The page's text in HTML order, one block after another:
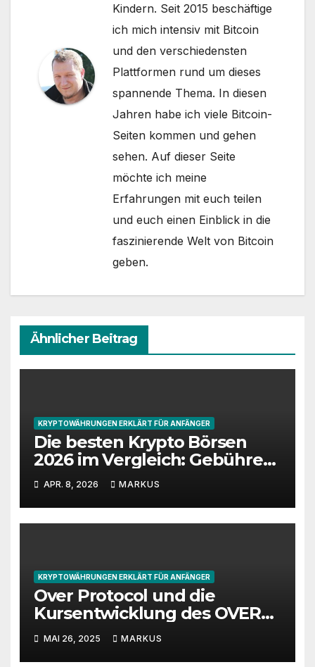
Kindern. Seit 2015 beschäftige
ich mich intensiv mit Bitcoin
und den verschiedensten
Plattformen rund um dieses
spannende Thema. In diesen
Jahren habe ich viele Bitcoin-
Seiten kommen und gehen
sehen. Auf dieser Seite
möchte ich meine
Erfahrungen mit euch teilen
und euch einen Einblick in die
faszinierende Welt von Bitcoin
geben.
Ähnlicher Beitrag
KRYPTOWÄHRUNGEN ERKLÄRT FÜR ANFÄNGER
Die besten Krypto Börsen
2026 im Vergleich: Gebühren,
Sicherheit und Features
APR. 8, 2026 MARKUS
KRYPTOWÄHRUNGEN ERKLÄRT FÜR ANFÄNGER
Over Protocol und die
Kursentwicklung des OVER
Tokens – Eine detaillierte
Analyse (April bis Mai 2025)
MAI 26, 2025 MARKUS